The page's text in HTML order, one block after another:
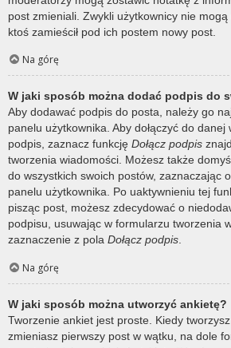
post zmieniali. Zwykli użytkownicy nie
ktoś zamieścił pod ich postem nowy post.
Na górę
W jaki sposób można dodać podpis do
Aby dodawać podpis do posta, należy go
panelu użytkownika. Aby dołączyć do danej
podpis, zaznacz funkcję Dołącz podpis
tworzenia wiadomości. Możesz także
do wszystkich swoich postów, zaznaczając
panelu użytkownika. Po uaktywnieniu tej
pisząc post, możesz zdecydować o
podpisu, usuwając w formularzu tworzenia
zaznaczenie z pola Dołącz podpis.
Na górę
W jaki sposób można utworzyć ankietę?
Tworzenie ankiet jest proste. Kiedy
zmieniasz pierwszy post w wątku, na dole